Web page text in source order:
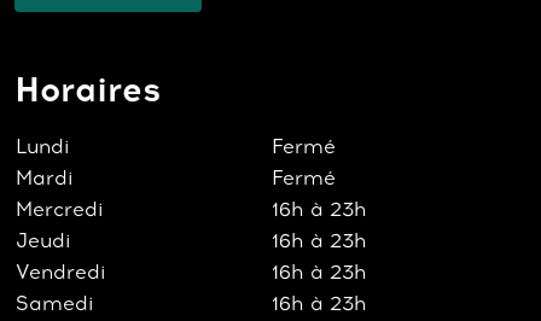
Horaires
Lundi
Fermé
Mardi
Fermé
Mercredi
16h à 23h
Jeudi
16h à 23h
Vendredi
16h à 23h
Samedi
16h à 23h